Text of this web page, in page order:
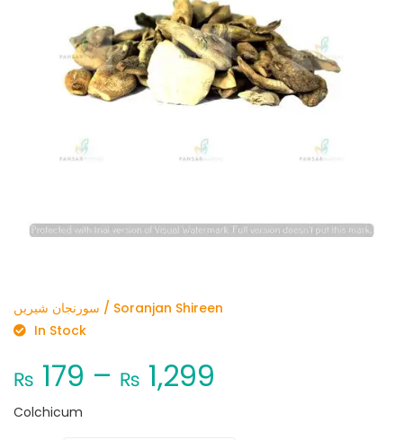
سورنجان شیریں / Soranjan Shireen
In Stock
₨ 179 – ₨ 1,299
Colchicum